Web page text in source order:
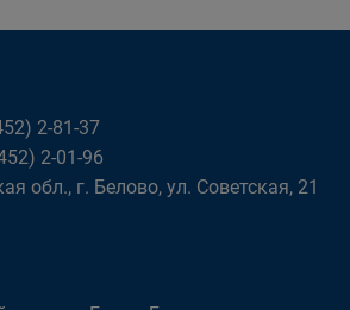
2-81-37
2-01-96
обл., г. Белово, ул. Советская, 21